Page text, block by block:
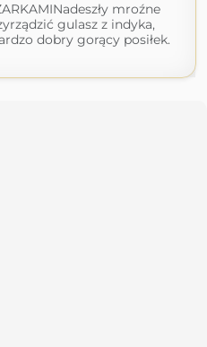
mroźne
gulasz z indyka,
dobry gorący posiłek.